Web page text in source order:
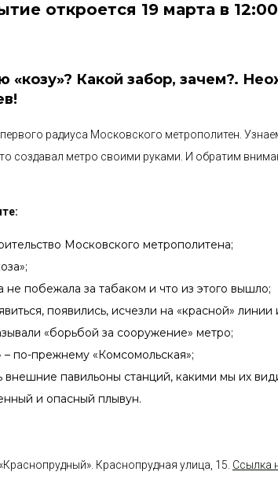
откроется 19 марта в 12:00
«козу»? Какой забор, зачем?.
радиуса Московского метрополитен.
создавал метро своими руками. И обратим
:
Московского метрополитена;
не побежала за табаком и что из этого вышло;
появились, исчезли на «красной» линии
«борьбой за сооружение» метро;
по-прежнему «Комсомольская»;
внешние павильоны станций, какими мы их
и опасный плывун.
Краснопрудная улица, 15. Ссылка